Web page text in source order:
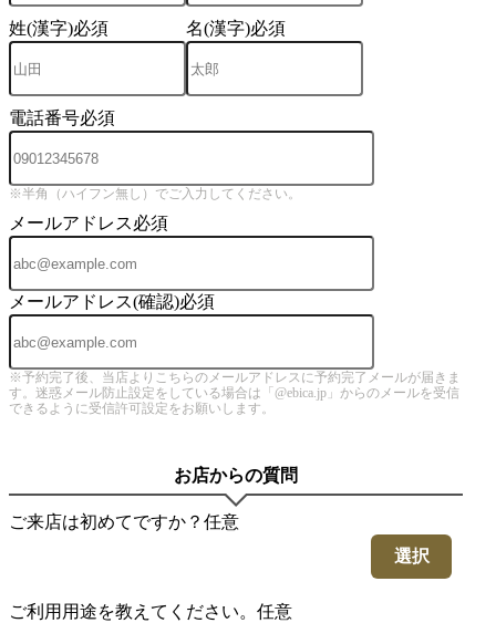
姓(漢字)必須 名(漢字)必須
電話番号必須
※半角（ハイフン無し）でご入力してください。
メールアドレス必須
メールアドレス(確認)必須
※予約完了後、当店よりこちらのメールアドレスに予約完了メールが届きま
す。迷惑メール防止設定をしている場合は「@ebica.jp」からのメールを受信
できるように受信許可設定をお願いします。
お店からの質問
ご来店は初めてですか？ 任意
選択
ご利用用途を教えてください。 任意